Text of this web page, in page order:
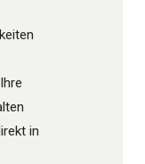
in